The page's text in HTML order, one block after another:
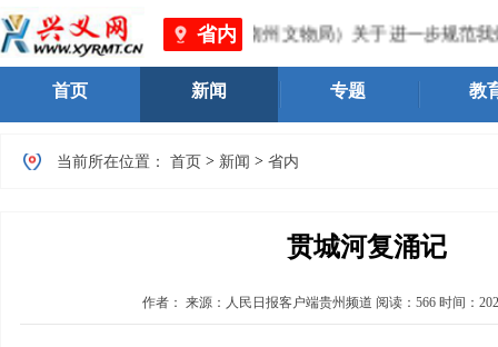
省内
广电旅游局（黔西南州文物局）关于进一步规范我州旅游市
首页 新闻 专题 教
当前所在位置： 首页 > 新闻 > 省内
贯城河复涌记
作者： 来源：人民日报客户端贵州频道 阅读： 566 时间：